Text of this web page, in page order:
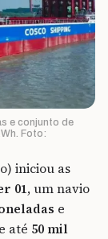
e conjunto de
Foto:
iniciou as
01, um navio
e
até 50 mil